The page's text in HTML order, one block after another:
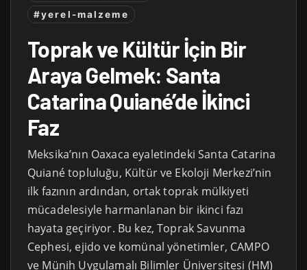
#yerel-malzeme
Toprak ve Kültür İçin Bir
Araya Gelmek: Santa
Catarina Quiané’de İkinci
Faz
Meksika’nın Oaxaca eyaletindeki Santa Catarina
Quiané topluluğu, Kültür ve Ekoloji Merkezi’nin
ilk fazının ardından, ortak toprak mülkiyeti
mücadelesiyle harmanlanan bir ikinci fazı
hayata geçiriyor. Bu kez, Toprak Savunma
Cephesi, ejido ve komünal yönetimler, CAMPO
ve Münih Uygulamalı Bilimler Üniversitesi (HM)